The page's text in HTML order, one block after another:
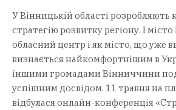
У Вінницькій області розробляють
стратегію розвитку регіону. І
обласний центр і як місто, що уже
визнається найкомфортнішим в
іншими громадами Вінниччини
успішним досвідом. 11 травня на
відбулася онлайн-конференція